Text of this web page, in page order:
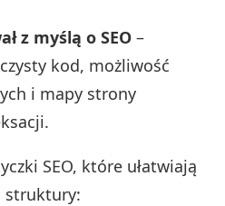
z myślą o SEO –
kod, możliwość
i mapy strony
SEO, które ułatwiają
struktury: